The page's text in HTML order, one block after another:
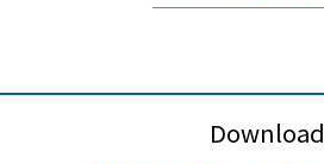
Download